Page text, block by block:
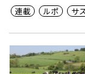
連載 ルポ サ